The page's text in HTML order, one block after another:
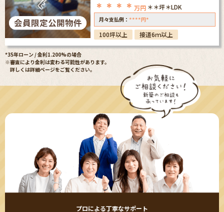
＊＊＊＊ 万円 ＊＊坪＊LDK
月々支払例： ****円*
100坪以上 接道6ｍ以上
*35年ローン / 金利1.200%の場合
※審査により金利は変わる可能性があります。
詳しくは詳細ページをご覧ください。
プロによる丁寧なサポート